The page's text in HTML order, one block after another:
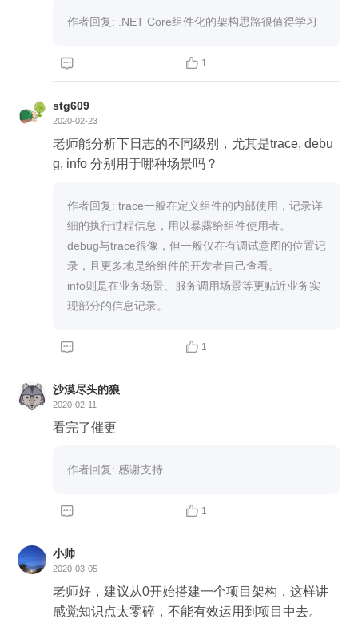
作者回复: .NET Core组件化的架构思路很值得学习
  1
stg609
2020-02-23
老师能分析下日志的不同级别，尤其是trace, debu
g, info 分别用于哪种场景吗？
作者回复: trace一般在定义组件的内部使用，记录详
细的执行过程信息，用以暴露给组件使用者。
debug与trace很像，但一般仅在有调试意图的位置记
录，且更多地是给组件的开发者自己查看。
info则是在业务场景、服务调用场景等更贴近业务实
现部分的信息记录。
  1
沙漠尽头的狼
2020-02-11
看完了催更
作者回复: 感谢支持
  1
小帅
2020-03-05
老师好，建议从0开始搭建一个项目架构，这样讲
感觉知识点太零碎，不能有效运用到项目中去。